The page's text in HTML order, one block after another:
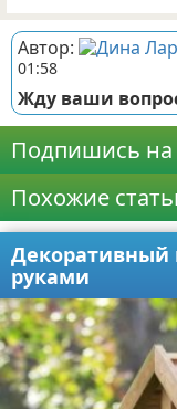
Автор:
01:58
Жду ваши
Подпишись на
Похожие
Декоративный
руками